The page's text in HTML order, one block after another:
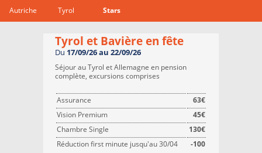
Autriche
Tyrol
Stars
Tyrol et Bavière en fête
Du 17/09/26 au 22/09/26
Séjour au Tyrol et Allemagne en pension
complète, excursions comprises
Assurance
63€
Vision Premium
45€
Chambre Single
130€
Réduction first minute jusqu'au 30/04
-100